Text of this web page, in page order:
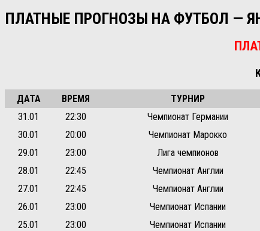
ПЛАТНЫЕ ПРОГНОЗЫ НА ФУТБОЛ —
ДАТА ВРЕМЯ ТУРНИР
31.01
22:30 Чемпионат Германии
30.01
20:00 Чемпионат Марокко
29.01
23:00 Лига чемпионов
28.01
22:45 Чемпионат Англии
27.01
22:45 Чемпионат Англии
26.01
23:00 Чемпионат Испании
25.01
23:00 Чемпионат Испании